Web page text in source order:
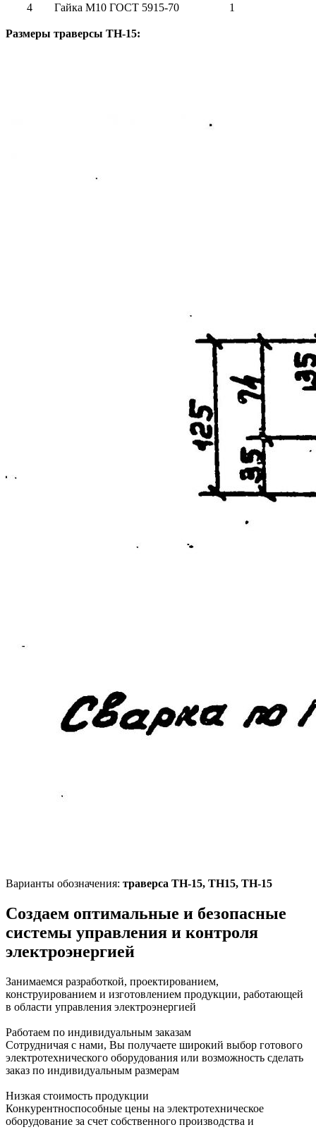
4
Гайка М10 ГОСТ 5915-70 1
Размеры траверсы ТН-15:
Варианты обозначения: траверса ТН-15, TH15, TH-15
Создаем оптимальные и безопасные
системы управления и контроля
электроэнергией
Занимаемся разработкой, проектированием,
конструированием и изготовлением продукции, работающей
в области управления электроэнергией
Работаем по индивидуальным заказам
Сотрудничая с нами, Вы получаете широкий выбор готового
электротехнического оборудования или возможность сделать
заказ по индивидуальным размерам
Низкая стоимость продукции
Конкурентноспособные цены на электротехническое
оборудование за счет собственного производства и